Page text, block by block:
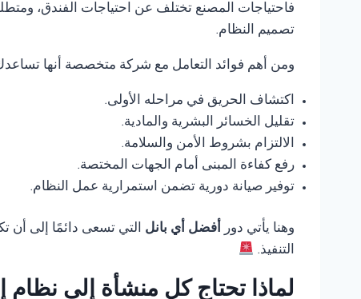
فاحتياجات المصنع تختلف عن احتياجات الفندق،
تصميم النظام.
ومن أهم فوائد التعامل مع شركة متخصصة أنها
اكتشاف الحريق في مراحله الأولى.
تقليل الخسائر البشرية والمادية.
الالتزام بشروط الأمن والسلامة.
رفع كفاءة المبنى أمام الجهات المختصة.
توفير صيانة دورية تضمن استمرارية عمل النظام.
وهنا يأتي دور أفضل أي بانل التي تسعى دائمًا إلى أن
التنفيذ.
لماذا تحتاج كل منشأة إلى نظام